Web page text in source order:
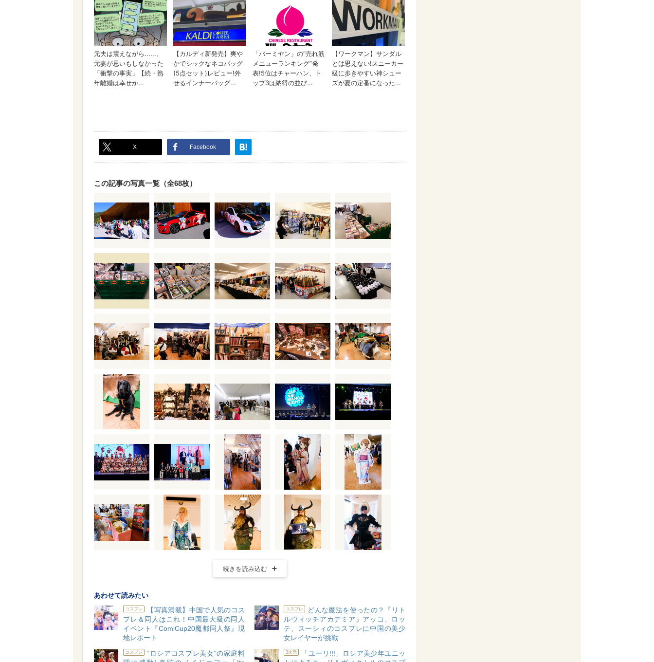
X Facebook
この記事の写真一覧（全68枚）
続きを読み込む
あわせて読みたい
コスプレ
【写真満載】中国で人気のコス
プレ＆同人はこれ！中国最大級の同人
イベント『ComiCup20魔都同人祭』現
地レポート
コスプレ
どんな魔法を使ったの？『リト
ルウィッチアカデミア』アッコ、ロッ
テ、スーシィのコスプレに中国の美少
女レイヤーが挑戦
コスプレ
“ロシアコスプレ美女”の家庭料
3次元
「ユーリ!!!」ロシア美少年ユニッ